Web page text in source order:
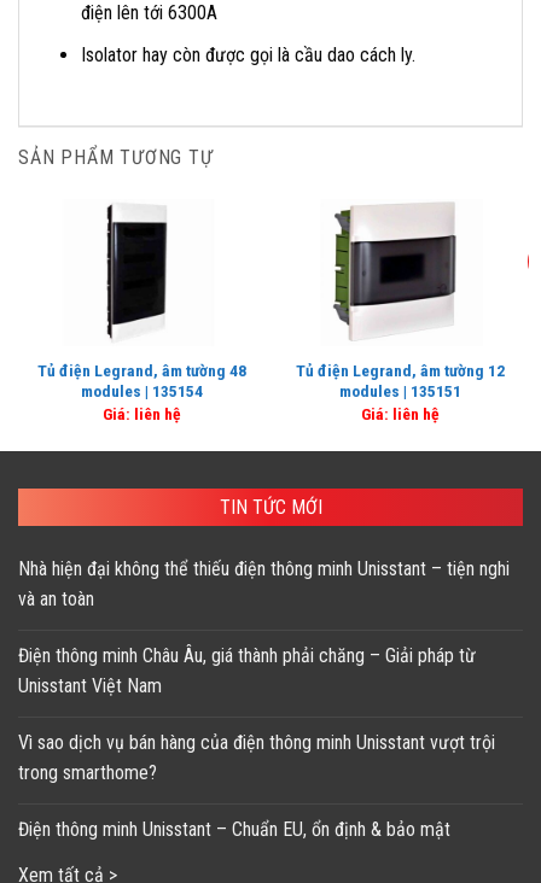
điện lên tới 6300A
Isolator hay còn được gọi là cầu dao cách ly.
SẢN PHẨM TƯƠNG TỰ
Tủ điện Legrand, âm tường 48
modules | 135154
Giá: liên hệ
Tủ điện Legrand, âm tường 12
modules | 135151
Giá: liên hệ
TIN TỨC MỚI
Nhà hiện đại không thể thiếu điện thông minh Unisstant – tiện nghi
và an toàn
Điện thông minh Châu Âu, giá thành phải chăng – Giải pháp từ
Unisstant Việt Nam
Vì sao dịch vụ bán hàng của điện thông minh Unisstant vượt trội
trong smarthome?
Điện thông minh Unisstant – Chuẩn EU, ổn định & bảo mật
Xem tất cả >